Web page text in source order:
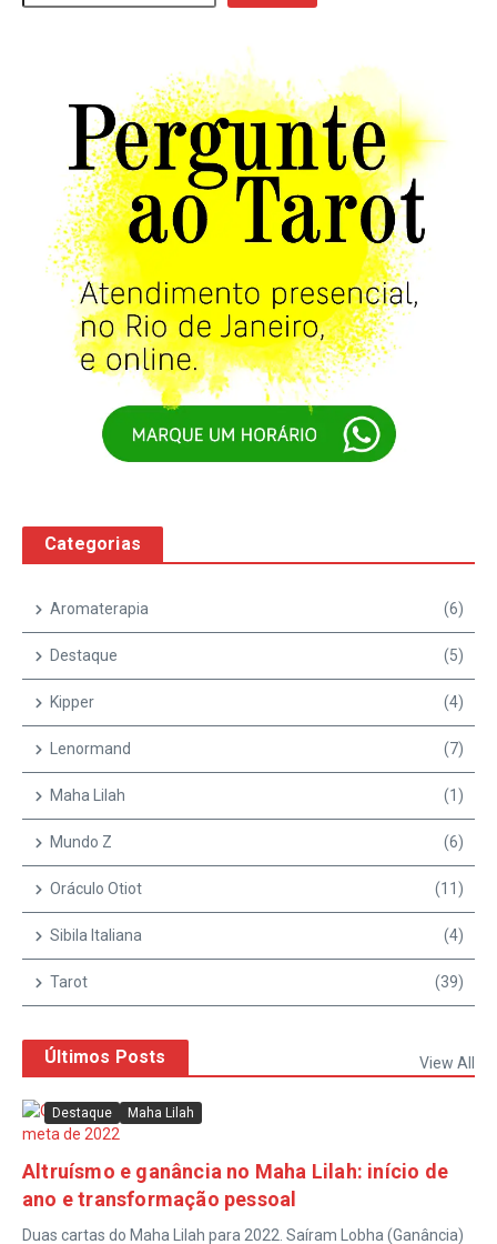
Categorias
Aromaterapia (6)
Destaque (5)
Kipper (4)
Lenormand (7)
Maha Lilah (1)
Mundo Z (6)
Oráculo Otiot (11)
Sibila Italiana (4)
Tarot (39)
Últimos Posts View All
Destaque Maha Lilah
Altruísmo e ganância no Maha Lilah: início de
ano e transformação pessoal
Duas cartas do Maha Lilah para 2022. Saíram Lobha (Ganância)